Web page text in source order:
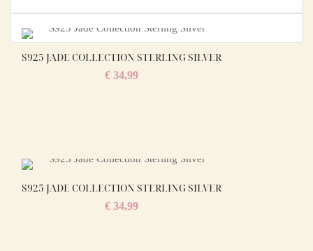
S925 JADE COLLECTION STERLING SILVER
€ 34,99
S925 JADE COLLECTION STERLING SILVER
€ 34,99